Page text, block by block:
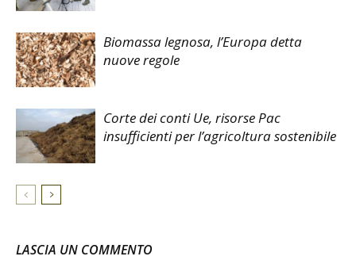
Biomassa legnosa, l’Europa detta
nuove regole
Corte dei conti Ue, risorse Pac
insufficienti per l’agricoltura sostenibile
LASCIA UN COMMENTO